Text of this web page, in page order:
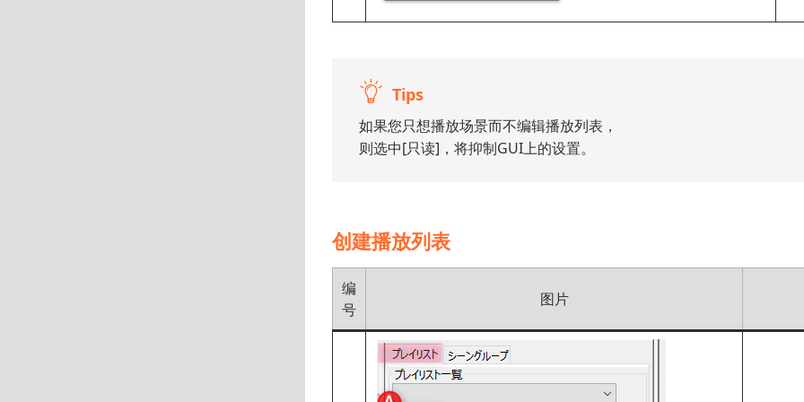
Tips
如果您只想播放场景而不编辑播放列表，
则选中[只读]，将抑制GUI上的设置。
创建播放列表
编
号
图片